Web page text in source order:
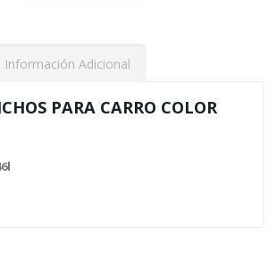
Información Adicional
PARA CARRO COLOR